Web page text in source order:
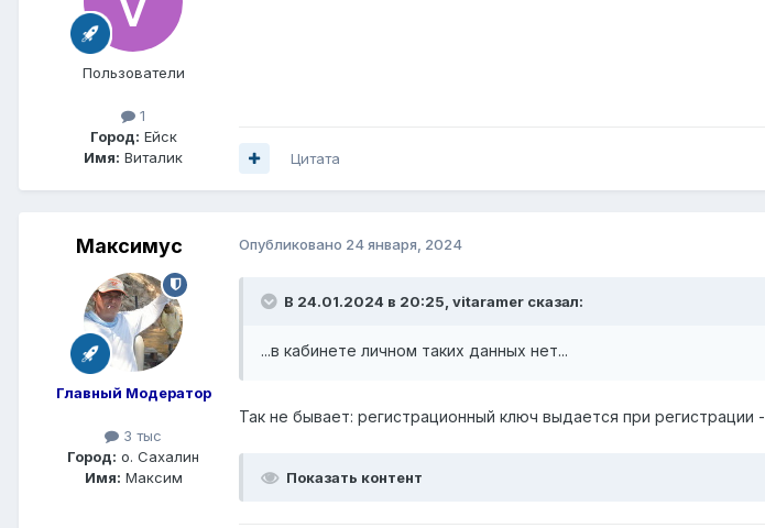
Пользователи
1
Город: Ейск
Имя: Виталик Цитата
Максимус
Главный Модератор
3 тыс
Город: о. Сахалин
Имя: Максим
Опубликовано 24 января, 2024
В 24.01.2024 в 20:25, vitaramer сказал:
...в кабинете личном таких данных нет...
Так не бывает: регистрационный ключ выдается при регистрации -
Показать контент